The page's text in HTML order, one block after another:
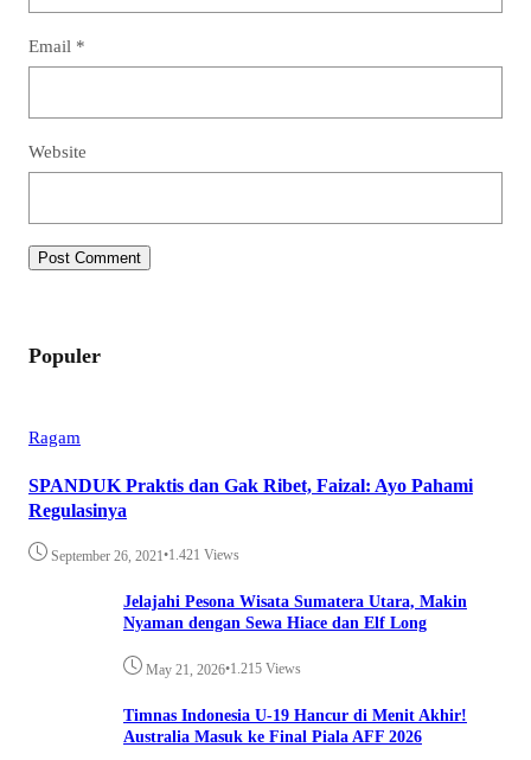
Email *
Website
Populer
Ragam
SPANDUK Praktis dan Gak Ribet, Faizal: Ayo Pahami
Regulasinya
September 26, 2021•1.421 Views
Jelajahi Pesona Wisata Sumatera Utara, Makin
Nyaman dengan Sewa Hiace dan Elf Long
May 21, 2026•1.215 Views
Timnas Indonesia U-19 Hancur di Menit Akhir!
Australia Masuk ke Final Piala AFF 2026